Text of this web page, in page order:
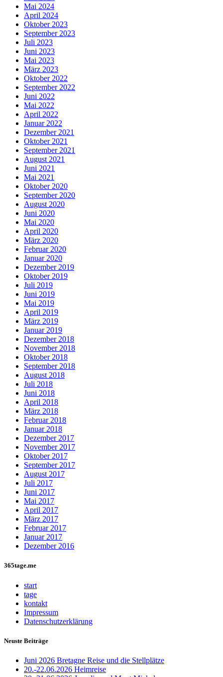
Mai 2024
April 2024
Oktober 2023
September 2023
Juli 2023
Juni 2023
Mai 2023
März 2023
Oktober 2022
September 2022
Juni 2022
Mai 2022
April 2022
Januar 2022
Dezember 2021
Oktober 2021
September 2021
August 2021
Juni 2021
Mai 2021
Oktober 2020
September 2020
August 2020
Juni 2020
Mai 2020
April 2020
März 2020
Februar 2020
Januar 2020
Dezember 2019
Oktober 2019
Juli 2019
Juni 2019
Mai 2019
April 2019
März 2019
Januar 2019
Dezember 2018
November 2018
Oktober 2018
September 2018
August 2018
Juli 2018
Juni 2018
April 2018
März 2018
Februar 2018
Januar 2018
Dezember 2017
November 2017
Oktober 2017
September 2017
August 2017
Juli 2017
Juni 2017
Mai 2017
April 2017
März 2017
Februar 2017
Januar 2017
Dezember 2016
365tage.me
start
tage
kontakt
Impressum
Datenschutzerklärung
Neuste Beiträge
Juni 2026 Bretagne Reise und die Stellplätze
20.-22.06.2026 Heimreise